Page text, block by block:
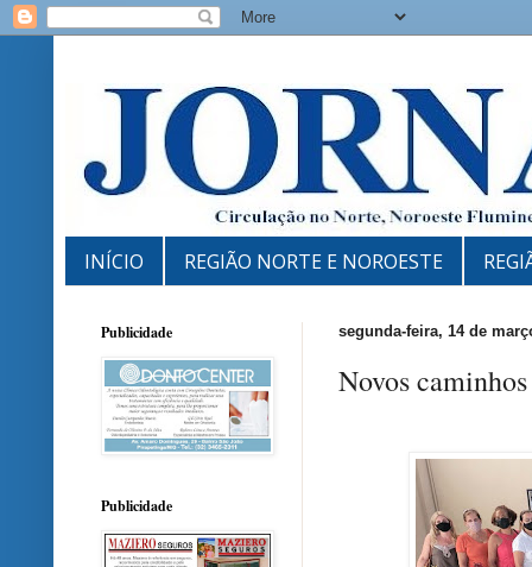
INÍCIO REGIÃO NORTE E NOROESTE
segunda-feira, 14 de
Novos
Publicidade
Publicidade